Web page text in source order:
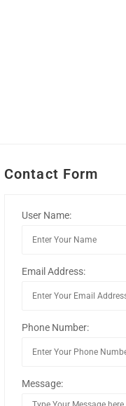
Contact Form
User Name:
Email Address:
Phone Number:
Message: